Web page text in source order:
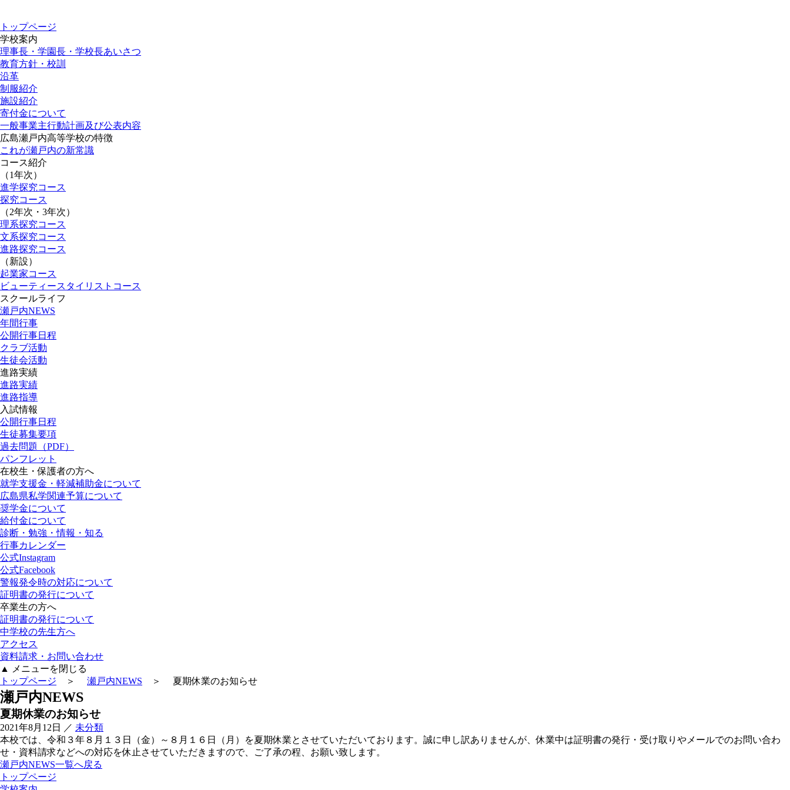
トップページ
学校案内
理事長・学園長・学校長あいさつ
教育方針・校訓
沿革
制服紹介
施設紹介
寄付金について
一般事業主行動計画及び公表内容
広島瀬戸内高等学校の特徴
これが瀬戸内の新常識
コース紹介
（1年次）
進学探究コース
探究コース
（2年次・3年次）
理系探究コース
文系探究コース
進路探究コース
（新設）
起業家コース
ビューティースタイリストコース
スクールライフ
瀬戸内NEWS
年間行事
公開行事日程
クラブ活動
生徒会活動
進路実績
進路実績
進路指導
入試情報
公開行事日程
生徒募集要項
過去問題（PDF）
パンフレット
在校生・保護者の方へ
就学支援金・軽減補助金について
広島県私学関連予算について
奨学金について
給付金について
診断・勉強・情報・知る
行事カレンダー
公式Instagram
公式Facebook
警報発令時の対応について
証明書の発行について
卒業生の方へ
証明書の発行について
中学校の先生方へ
アクセス
資料請求・お問い合わせ
▲
メニューを閉じる
トップページ ＞ 瀬戸内NEWS ＞ 夏期休業のお知らせ
瀬戸内NEWS
夏期休業のお知らせ
2021年8月12日 ／ 未分類
本校では、令和３年８月１３日（金）～８月１６日（月）を夏期休業とさせていただいております。誠に申し訳ありませんが、休業中は証明書の発行・受け取りやメールでのお問い合わ
せ・資料請求などへの対応を休止させていただきますので、ご了承の程、お願い致します。
瀬戸内NEWS一覧へ戻る
トップページ